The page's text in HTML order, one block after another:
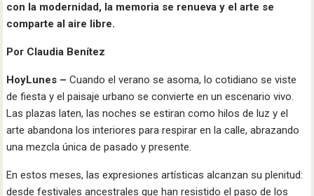
con la modernidad, la memoria se renueva y el arte se
comparte al aire libre.
Por Claudia Benítez
HoyLunes –Cuando el verano se asoma, lo cotidiano se viste
de fiesta y el paisaje urbano se convierte en un escenario vivo.
Las plazas laten, las noches se estiran como hilos de luz y el
arte abandona los interiores para respirar en la calle, abrazando
una mezcla única de pasado y presente.
En estos meses, las expresiones artísticas alcanzan su plenitud:
desde festivales ancestrales que han resistido el paso de los